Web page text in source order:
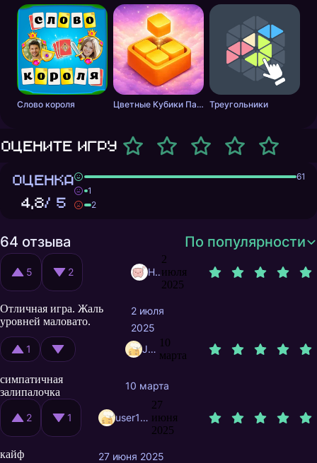
Слово короля Цветные Кубики Пазл Треугольники
Оцените игру
ОЦЕНКА
4,8/ 5
61
1
2
64 отзыва По популярности
5 2 HyHeHaDo
2
июля
2025
Отличная игра. Жаль
уровней маловато.
2 июля
2025
1
Joxaren
10
марта
симпатичная
залипалочка
10 марта
2 1 user10917753
27
июня
2025
кайф
27 июня 2025